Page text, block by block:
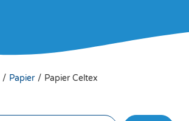
/ Papier / Papier Celtex